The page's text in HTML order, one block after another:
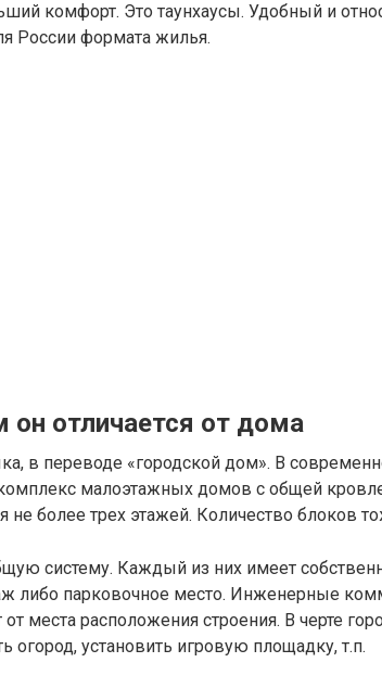
комфорт. Это таунхаусы. Удобный и
России формата жилья.
он отличается от дома
в переводе «городской дом». В
малоэтажных домов с общей
не более трех этажей.
систему. Каждый из них имеет
либо парковочное место. Инженерные
места расположения строения. В черте
огород, установить игровую площадку, т.п.